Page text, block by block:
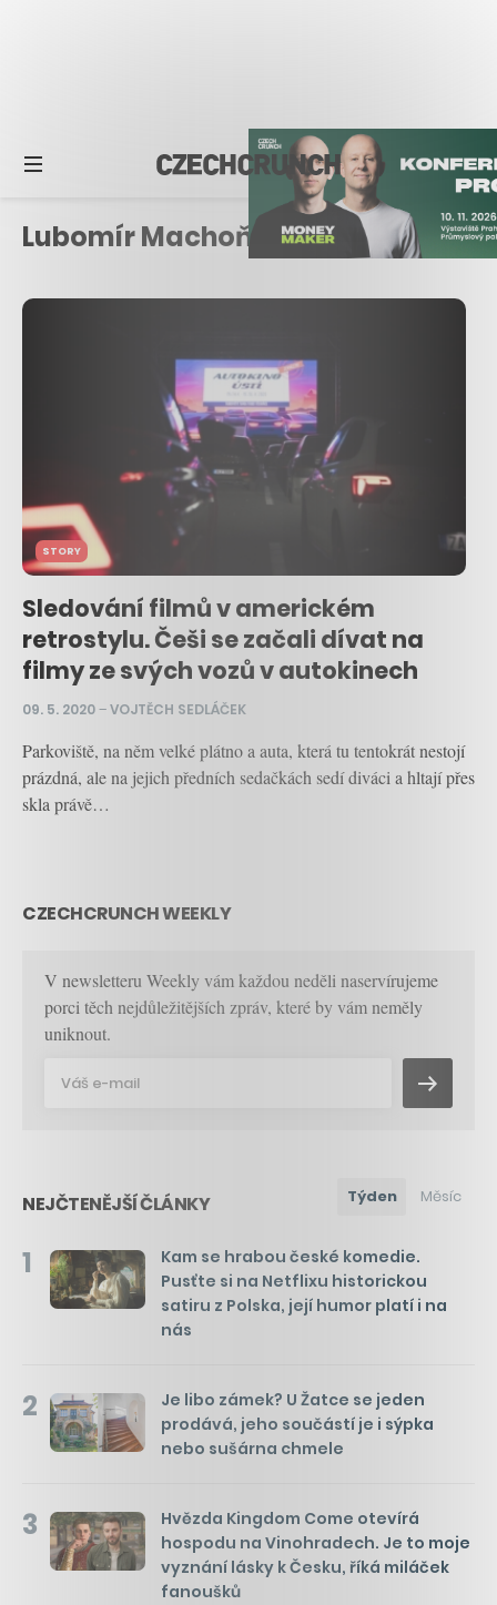
Lubomír Machoň
STORY
Sledování filmů v americkém
retrostylu. Češi se začali dívat na
filmy ze svých vozů v autokinech
09. 5. 2020–VOJTĚCH SEDLÁČEK
Parkoviště, na něm velké plátno a auta, která tu tentokrát nestojí
prázdná, ale na jejich předních sedačkách sedí diváci a hltají přes
skla právě…
CZECHCRUNCH WEEKLY
V newsletteru Weekly vám každou neděli naservírujeme
porci těch nejdůležitějších zpráv, které by vám neměly
uniknout.
NEJČTENĚJŠÍ ČLÁNKY Týden Měsíc
1
Kam se hrabou české komedie.
Pusťte si na Netflixu historickou
satiru z Polska, její humor platí i na
nás
2
Je libo zámek? U Žatce se jeden
prodává, jeho součástí je i sýpka
nebo sušárna chmele
3
Hvězda Kingdom Come otevírá
hospodu na Vinohradech. Je to moje
vyznání lásky k Česku, říká miláček
fanoušků